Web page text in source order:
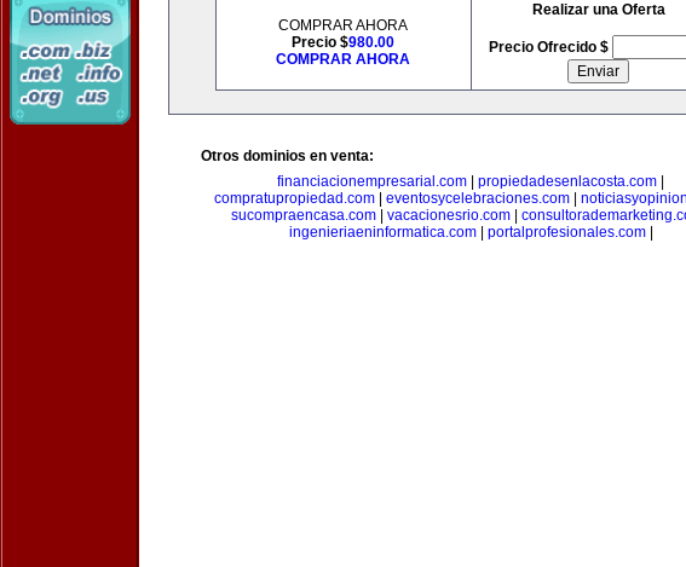
COMPRAR AHORA
Precio $980.00
COMPRAR AHORA
Realizar una Oferta
Precio Ofrecido $
Otros dominios en venta:
financiacionempresarial.com
propiedadesenlacosta.com
compratupropiedad.com
eventosycelebraciones.com
sucompraencasa.com| vacacionesrio.com|
ingenieriaeninformatica.com| portalprofesionales.com|